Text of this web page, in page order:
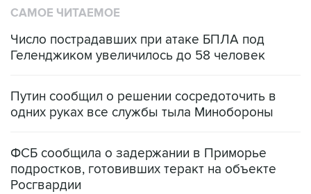
САМОЕ ЧИТАЕМОЕ
Число пострадавших при атаке БПЛА под
Геленджиком увеличилось до 58 человек
Путин сообщил о решении сосредоточить в
одних руках все службы тыла Минобороны
ФСБ сообщила о задержании в Приморье
подростков, готовивших теракт на объекте
Росгвардии